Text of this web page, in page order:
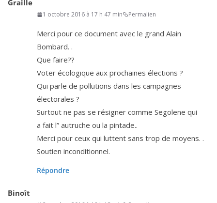
Graille
1 octobre 2016 à 17 h 47 min Permalien
Merci pour ce docu­ment avec le grand Alain
Bombard. .
Que faire??
Voter éco­lo­gique aux pro­chaines élections ?
Qui parle de pol­lu­tions dans les cam­pagnes
électorales ?
Surtout ne pas se rési­gner comme Segolene qui
a fait l” autruche ou la pintade..
Merci pour ceux qui luttent sans trop de moyens. .
Soutien inconditionnel.
Répondre
Binoît